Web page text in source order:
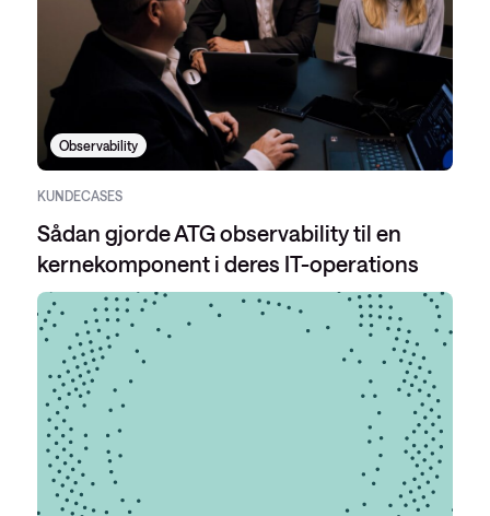
Observability
KUNDECASES
Sådan gjorde ATG observability til en
kernekomponent i deres IT-operations